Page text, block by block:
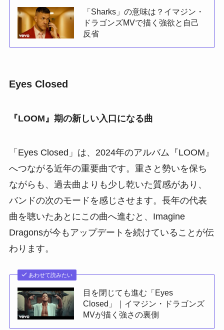
「Sharks」の意味は？イマジン・
ドラゴンズMVで描く強欲と自己
反省
Eyes Closed
『LOOM』期の新しい入口になる曲
「Eyes Closed」は、2024年のアルバム『LOOM』
へつながる近年の重要曲です。重さと勢いを保ち
ながらも、過去曲よりも少し乾いた質感があり、
バンドの次のモードを感じさせます。長年の代表
曲を聴いたあとにこの曲へ進むと、Imagine
Dragonsが今もアップデートを続けていることが伝
わります。
あわせて読みたい
目を閉じても進む「Eyes
Closed」｜イマジン・ドラゴンズ
MVが描く強さの裏側